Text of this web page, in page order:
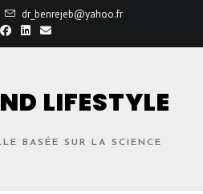
dr_benrejeb@yahoo.fr
LIFESTYLE
BASÉE SUR LA SCIENCE